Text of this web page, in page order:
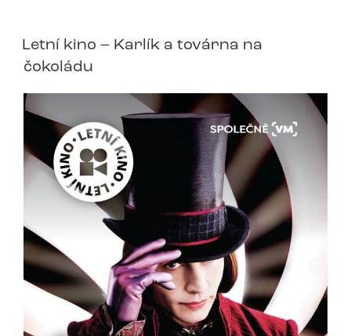
Letní kino – Karlík a továrna na
čokoládu